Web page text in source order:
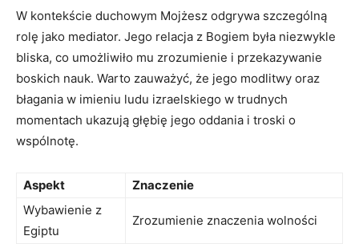
W kontekście duchowym ‍Mojżesz ⁤odgrywa szczególną
rolę jako mediator.⁣ Jego ⁢relacja z Bogiem ⁤była niezwykle
bliska, ​co‍ umożliwiło mu zrozumienie i przekazywanie
boskich nauk. Warto zauważyć,​ że jego modlitwy oraz⁣
błagania w imieniu ludu izraelskiego w trudnych
momentach ukazują głębię jego oddania i troski o
wspólnotę.
Aspekt
Znaczenie
Wybawienie z
⁢Egiptu
Zrozumienie znaczenia wolności